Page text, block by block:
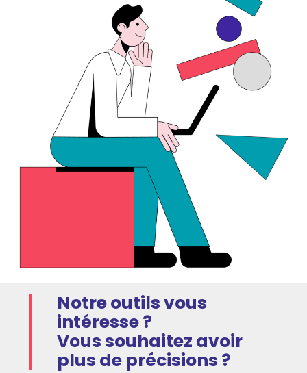
Notre outils vous
intéresse ?
Vous souhaitez avoir
plus de précisions ?